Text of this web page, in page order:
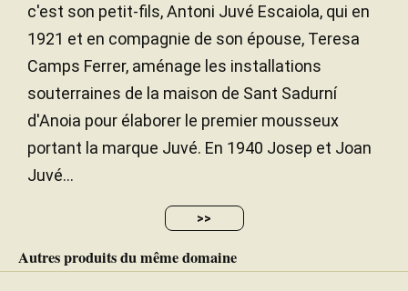
c'est son petit-fils, Antoni Juvé Escaiola, qui en
1921 et en compagnie de son épouse, Teresa
Camps Ferrer, aménage les installations
souterraines de la maison de Sant Sadurní
d'Anoia pour élaborer le premier mousseux
portant la marque Juvé. En 1940 Josep et Joan
Juvé...
>>
Autres produits du même domaine